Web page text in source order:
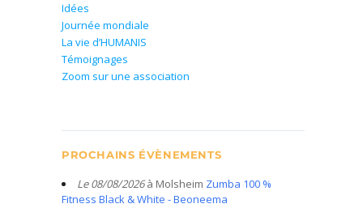
Idées
Journée mondiale
La vie d’HUMANIS
Témoignages
Zoom sur une association
PROCHAINS ÉVÈNEMENTS
Le 08/08/2026à Molsheim Zumba 100 %
Fitness Black & White - Beoneema